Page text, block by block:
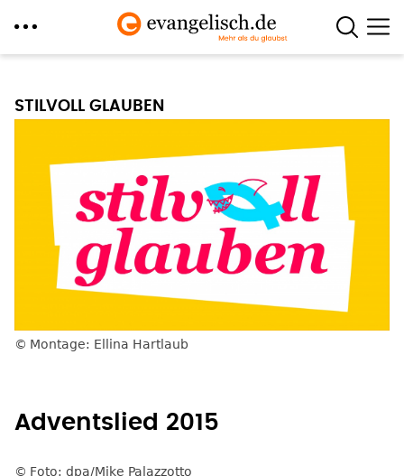
Inhalt
STILVOLL GLAUBEN
Montage: Ellina Hartlaub
Adventslied 2015
Foto: dpa/Mike Palazzotto